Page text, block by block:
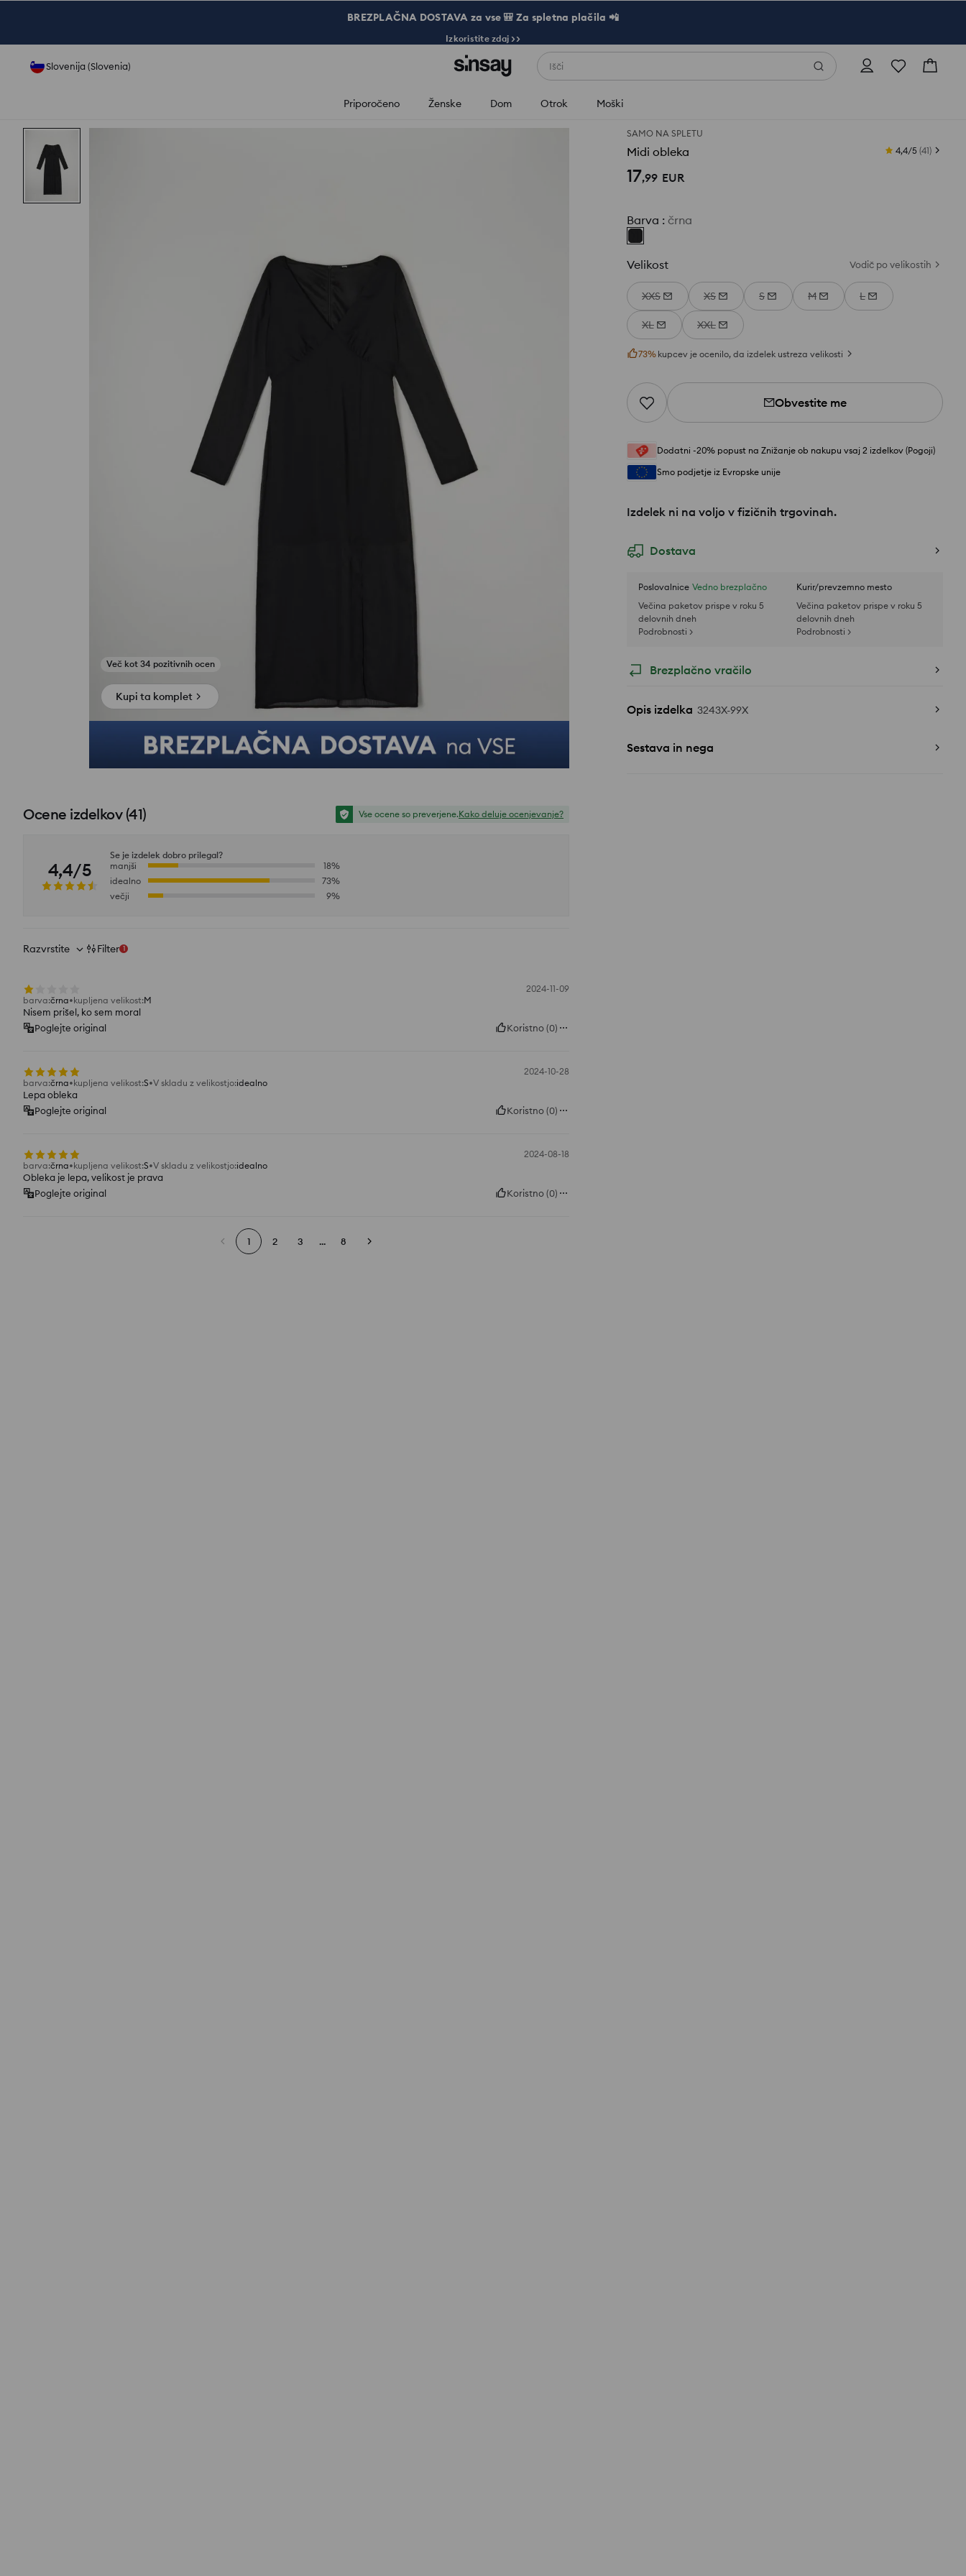
BREZPLAČNA DOSTAVA za vse 🎒 Za spletna plačila 📲
Izkoristite zdaj >>
Slovenija (Slovenia) Išči
Priporočeno Ženske Dom Otrok Moški
SAMO NA SPLETU
Midi obleka 4,4/5 (41)
17,99 EUR
Barva : črna
Velikost Vodič po velikostih
XXS XS S M L
XL XXL
73% kupcev je ocenilo, da izdelek ustreza velikosti
Obvestite me
Dodatni -20% popust na Znižanje ob nakupu vsaj 2 izdelkov (Pogoji)
Smo podjetje iz Evropske unije
Izdelek ni na voljo v fizičnih trgovinah.
Dostava
Poslovalnice Vedno brezplačno
Večina paketov prispe v roku 5
delovnih dneh
Podrobnosti >
Kurir/prevzemno mesto
Večina paketov prispe v roku 5
delovnih dneh
Podrobnosti >
Brezplačno vračilo
Opis izdelka 3243X-99X
Sestava in nega
Kupi ta komplet
Ocene izdelkov(41) Vse ocene so preverjene.Kako deluje ocenjevanje?
4,4/5
Se je izdelek dobro prilegal?
manjši
18%
idealno
73%
večji
9%
Razvrstite Filter 1
2024-11-09
barva:črna kupljena velikost:M
Nisem prišel, ko sem moral
Poglejte original
Koristno(0)
2024-10-28
barva:črna kupljena velikost:S V skladu z velikostjo:idealno
Lepa obleka
Poglejte original
Koristno(0)
2024-08-18
barva:črna kupljena velikost:S V skladu z velikostjo:idealno
Obleka je lepa, velikost je prava
Poglejte original
Koristno(0)
1 2 3 ... 8